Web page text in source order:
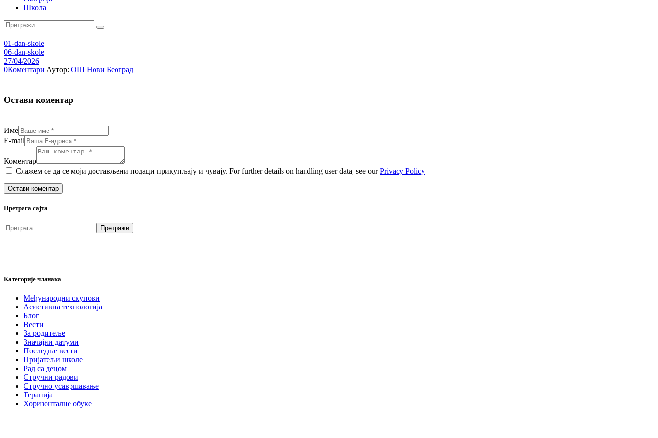
Школа
01-dan-skole
06-dan-skole
27/04/2026
0Коментари Аутор: ОШ Нови Београд
Остави коментар
Име
E-mail
Коментар
Слажем се да се моји достављени подаци прикупљају и чувају. For further details on handling user data, see ourPrivacy Policy
Претрага сајта
Претрага
за:
Категорије чланака
Међународни скупови
Асистивна технологија
Блог
Вести
За родитеље
Значајни датуми
Последње вести
Пријатељи школе
Рад са децом
Стручни радови
Стручно усавршавање
Терапија
Хоризонталне обуке